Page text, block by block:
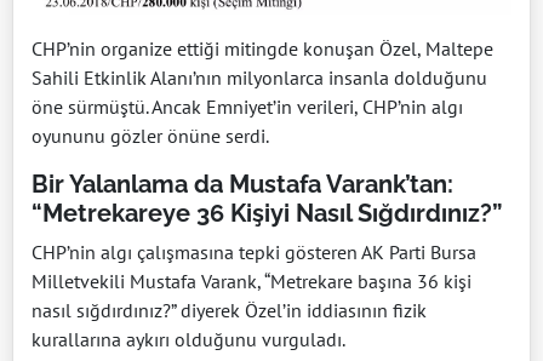
CHP’nin organize ettiği mitingde konuşan Özel, Maltepe
Sahili Etkinlik Alanı’nın milyonlarca insanla dolduğunu
öne sürmüştü. Ancak Emniyet’in verileri, CHP’nin algı
oyununu gözler önüne serdi.
Bir Yalanlama da Mustafa Varank’tan:
“Metrekareye 36 Kişiyi Nasıl Sığdırdınız?”
CHP’nin algı çalışmasına tepki gösteren AK Parti Bursa
Milletvekili Mustafa Varank, “Metrekare başına 36 kişi
nasıl sığdırdınız?” diyerek Özel’in iddiasının fizik
kurallarına aykırı olduğunu vurguladı.